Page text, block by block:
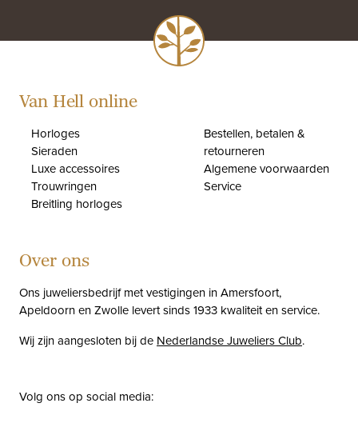
Van Hell online
Horloges
Sieraden
Luxe accessoires
Trouwringen
Breitling horloges
Bestellen, betalen &
retourneren
Algemene voorwaarden
Service
Over ons
Ons juweliersbedrijf met vestigingen in Amersfoort,
Apeldoorn en Zwolle levert sinds 1933 kwaliteit en service.
Wij zijn aangesloten bij de Nederlandse Juweliers Club.
Volg ons op social media: